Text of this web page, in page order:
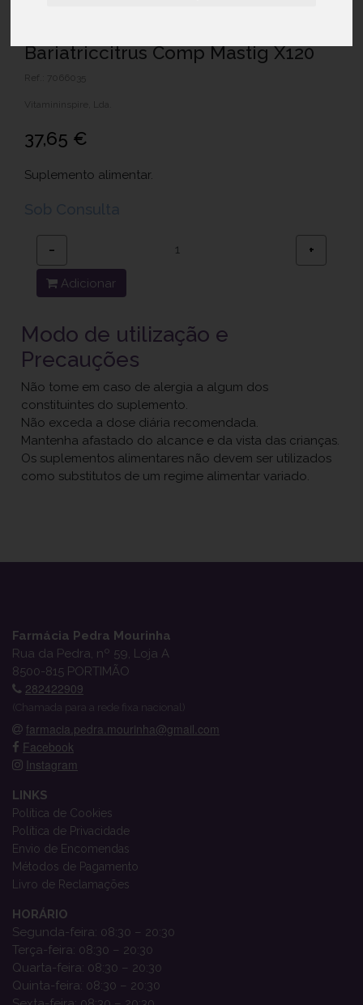
Bariatriccitrus Comp Mastig X120
Ref.: 7066035
Vitamininspire, Lda.
37,65 €
Suplemento alimentar.
− +
Adicionar
Modo de utilização e
Precauções
Não tome em caso de alergia a algum dos
constituintes do suplemento.
Não exceda a dose diária recomendada.
Mantenha afastado do alcance e da vista das crianças.
Os suplementos alimentares não devem ser utilizados
como substitutos de um regime alimentar variado.
Farmácia Pedra Mourinha
Rua da Pedra, nº 59, Loja A
8500-815 PORTIMÃO
282422909
(Chamada para a rede fixa nacional)
farmacia.pedra.mourinha@gmail.com
Facebook
Instagram
LINKS
Política de Cookies
Política de Privacidade
Envio de Encomendas
Métodos de Pagamento
Livro de Reclamações
HORÁRIO
Segunda-feira: 08:30 – 20:30
Terça-feira: 08:30 – 20:30
Quarta-feira: 08:30 – 20:30
Quinta-feira: 08:30 – 20:30